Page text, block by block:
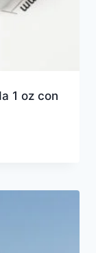
1 oz con